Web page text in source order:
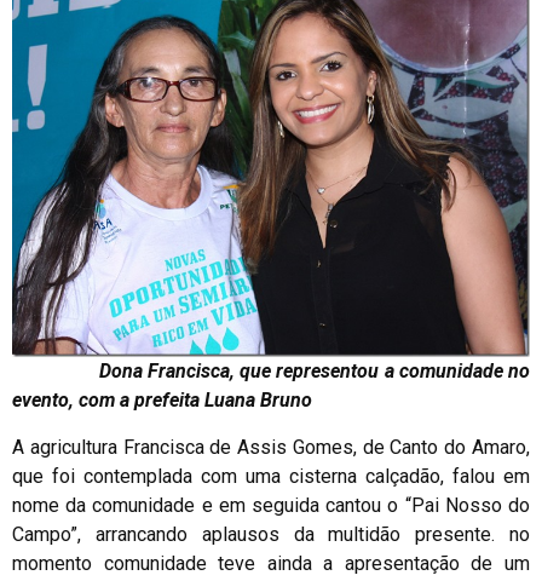
Dona Francisca, que representou a comunidade no
evento, com a prefeita Luana Bruno
A agricultura Francisca de Assis Gomes, de Canto do Amaro,
que foi contemplada com uma cisterna calçadão, falou em
nome da comunidade e em seguida cantou o “Pai Nosso do
Campo”, arrancando aplausos da multidão presente. no
momento comunidade teve ainda a apresentação de um